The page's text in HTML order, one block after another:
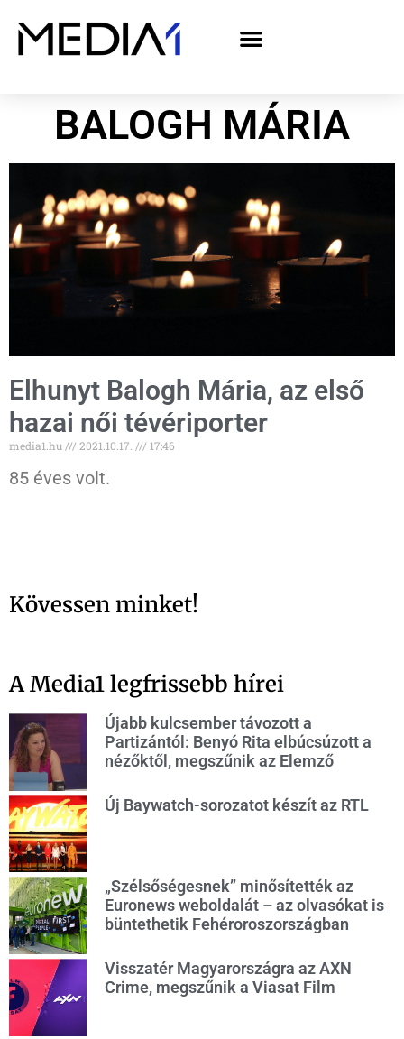
BALOGH MÁRIA
Elhunyt Balogh Mária, az első
hazai női tévériporter
media1.hu 2021.10.17. 17:46
85 éves volt.
Kövessen minket!
A Media1 legfrissebb hírei
Újabb kulcsember távozott a
Partizántól: Benyó Rita elbúcsúzott a
nézőktől, megszűnik az Elemző
Új Baywatch-sorozatot készít az RTL
„Szélsőségesnek” minősítették az
Euronews weboldalát – az olvasókat is
büntethetik Fehéroroszországban
Visszatér Magyarországra az AXN
Crime, megszűnik a Viasat Film